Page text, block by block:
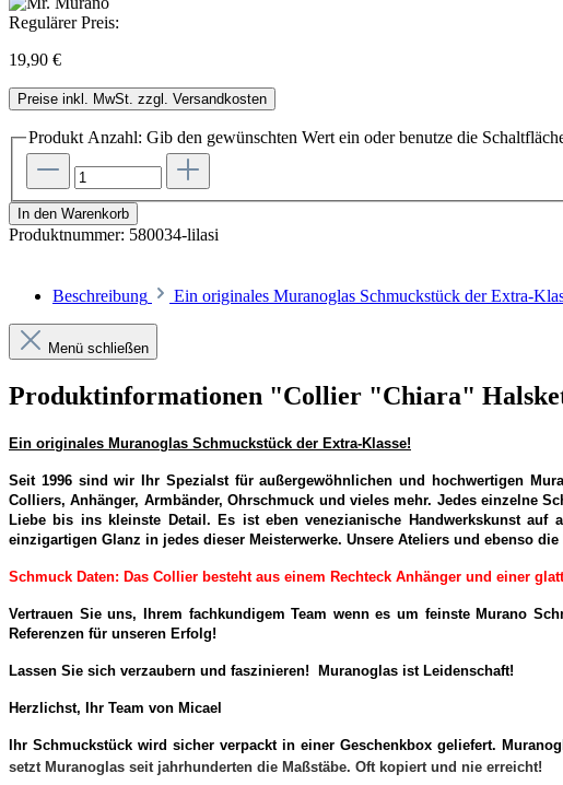
Regulärer Preis:
19,90 €
Preise inkl. MwSt. zzgl. Versandkosten
Produkt Anzahl: Gib den gewünschten Wert ein oder benutze die
In den Warenkorb
Produktnummer: 580034-lilasi
Beschreibung Ein originales Muranoglas Schmuckstück der Extra-
Menü schließen
Produktinformationen "Collier "Chiara"
Ein originales Muranoglas Schmuckstück der Extra-Klasse!
Seit 1996 sind wir Ihr Spezialst für außergewöhnlichen und hochwertigen
Colliers, Anhänger, Armbänder, Ohrschmuck und vieles mehr. Jedes einzelne
Liebe bis ins kleinste Detail. Es ist eben venezianische Handwerkskunst
einzigartigen Glanz in jedes dieser Meisterwerke. Unsere Ateliers und ebenso
Schmuck Daten: Das Collier besteht aus einem Rechteck Anhänger und einer
Vertrauen Sie uns, Ihrem fachkundigem Team wenn es um feinste Murano
Referenzen für unseren Erfolg!
Lassen Sie sich verzaubern und faszinieren! Muranoglas ist Leidenschaft!
Herzlichst, Ihr Team von Micael
Ihr Schmuckstück wird sicher verpackt in einer Geschenkbox geliefert.
setzt Muranoglas seit jahrhunderten die Maßstäbe. Oft kopiert und nie erreicht!